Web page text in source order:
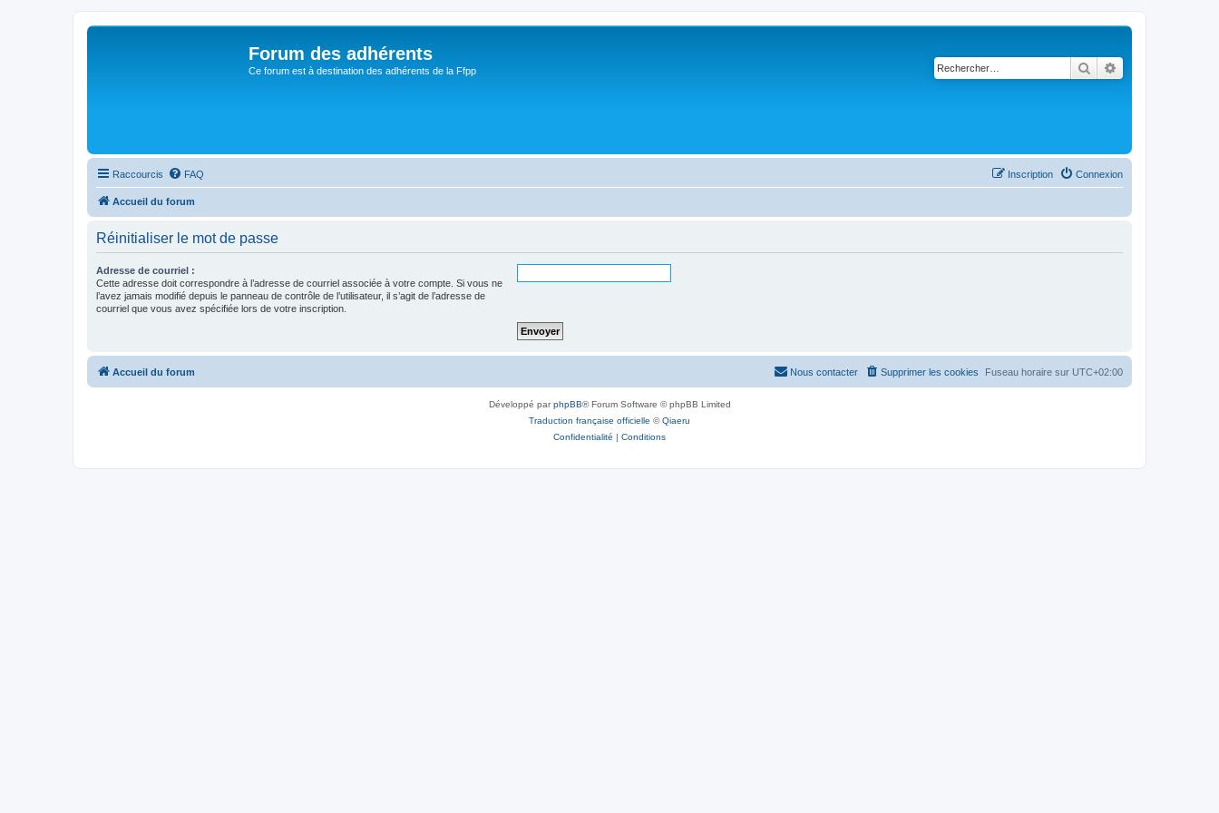
Forum des adhérents
Ce forum est à destination des adhérents de la Ffpp Rechercher
Raccourcis FAQ Connexion
Inscription
Accueil du forum
Réinitialiser le mot de passe
Adresse de courriel :
Cette adresse doit correspondre à l’adresse de courriel associée à votre compte. Si vous ne
l’avez jamais modifié depuis le panneau de contrôle de l’utilisateur, il s’agit de l’adresse de
courriel que vous avez spécifiée lors de votre inscription.
Accueil du forum Fuseau horaire sur UTC+02:00
Supprimer les cookies
Nous contacter
Développé parphpBB® Forum Software © phpBB Limited
Traduction française officielle ©Qiaeru
Confidentialité | Conditions